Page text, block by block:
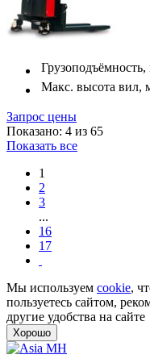
Грузоподъёмность,
Макс. высота вил,
Запрос цены
Показано: 4 из 65
Показать все
1
2
3
...
16
17
Мы используем cookie,
пользуетесь сайтом,
другие удобства на сайте
Хорошо